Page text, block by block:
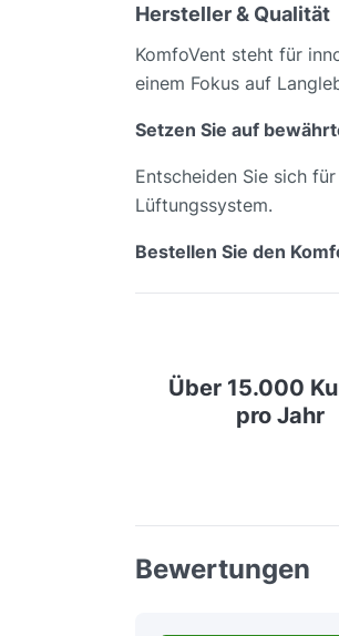
Hersteller & Qualität
KomfoVent steht für
einem Fokus auf
Setzen Sie auf
Entscheiden Sie sich
Lüftungssystem.
Bestellen Sie den
Über 15.000
pro Jahr
Bewertungen